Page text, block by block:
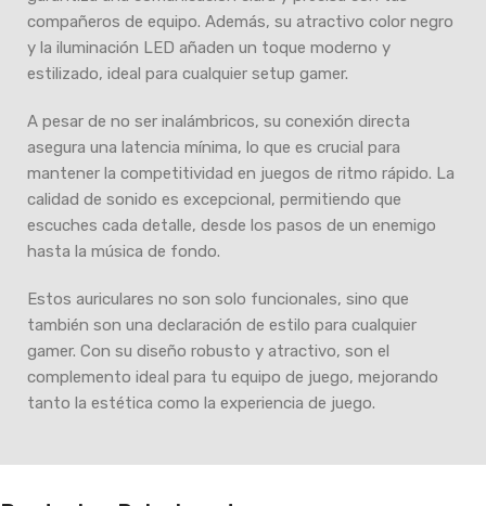
compañeros de equipo. Además, su atractivo color negro
y la iluminación LED añaden un toque moderno y
estilizado, ideal para cualquier setup gamer.
A pesar de no ser inalámbricos, su conexión directa
asegura una latencia mínima, lo que es crucial para
mantener la competitividad en juegos de ritmo rápido. La
calidad de sonido es excepcional, permitiendo que
escuches cada detalle, desde los pasos de un enemigo
hasta la música de fondo.
Estos auriculares no son solo funcionales, sino que
también son una declaración de estilo para cualquier
gamer. Con su diseño robusto y atractivo, son el
complemento ideal para tu equipo de juego, mejorando
tanto la estética como la experiencia de juego.